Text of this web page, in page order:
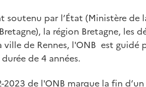
soutenu par l’État (Ministère
la région Bretagne, les
ville de Rennes, l'ONB est
de 4 années.
2023 de l'ONB marque la fin